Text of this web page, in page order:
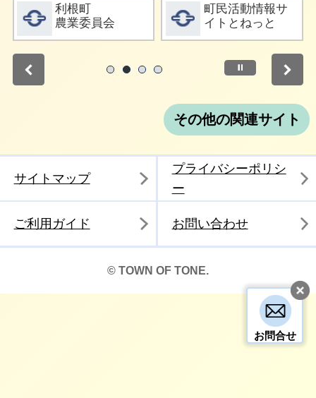
お問合せ
詳細をみる
利根町
農業委員会
詳細をみる
町民活動情報サ
イトとねっと
停止
その他の関連サイト
サイトマップ
プライバシーポリシ
ー
ご利用ガイド お問い合わせ
© TOWN OF TONE.